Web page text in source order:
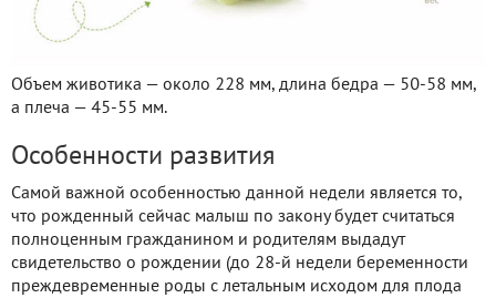
Объем животика — около 228 мм, длина бедра — 50-58 мм,
а плеча — 45-55 мм.
Особенности развития
Самой важной особенностью данной недели является то,
что рожденный сейчас малыш по закону будет считаться
полноценным гражданином и родителям выдадут
свидетельство о рождении (до 28-й недели беременности
преждевременные роды с летальным исходом для плода